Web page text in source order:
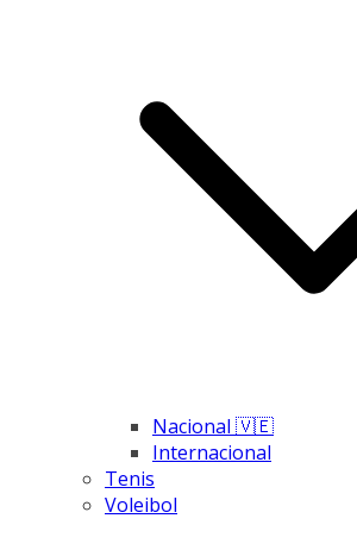
Nacional 🇻🇪
Internacional
Tenis
Voleibol